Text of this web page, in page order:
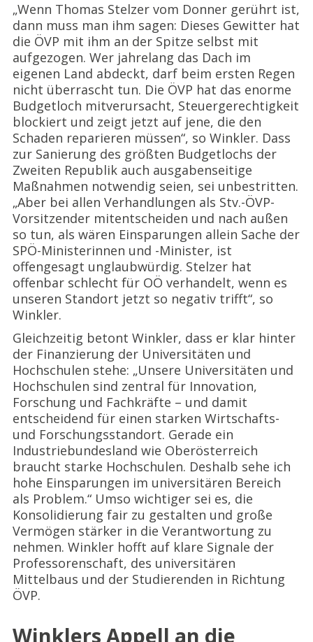
„Wenn Thomas Stelzer vom Donner gerührt ist,
dann muss man ihm sagen: Dieses Gewitter hat
die ÖVP mit ihm an der Spitze selbst mit
aufgezogen. Wer jahrelang das Dach im
eigenen Land abdeckt, darf beim ersten Regen
nicht überrascht tun. Die ÖVP hat das enorme
Budgetloch mitverursacht, Steuergerechtigkeit
blockiert und zeigt jetzt auf jene, die den
Schaden reparieren müssen“, so Winkler. Dass
zur Sanierung des größten Budgetlochs der
Zweiten Republik auch ausgabenseitige
Maßnahmen notwendig seien, sei unbestritten.
„Aber bei allen Verhandlungen als Stv.-ÖVP-
Vorsitzender mitentscheiden und nach außen
so tun, als wären Einsparungen allein Sache der
SPÖ-Ministerinnen und -Minister, ist
offengesagt unglaubwürdig. Stelzer hat
offenbar schlecht für OÖ verhandelt, wenn es
unseren Standort jetzt so negativ trifft“, so
Winkler.
Gleichzeitig betont Winkler, dass er klar hinter
der Finanzierung der Universitäten und
Hochschulen stehe: „Unsere Universitäten und
Hochschulen sind zentral für Innovation,
Forschung und Fachkräfte – und damit
entscheidend für einen starken Wirtschafts-
und Forschungsstandort. Gerade ein
Industriebundesland wie Oberösterreich
braucht starke Hochschulen. Deshalb sehe ich
hohe Einsparungen im universitären Bereich
als Problem.“ Umso wichtiger sei es, die
Konsolidierung fair zu gestalten und große
Vermögen stärker in die Verantwortung zu
nehmen. Winkler hofft auf klare Signale der
Professorenschaft, des universitären
Mittelbaus und der Studierenden in Richtung
ÖVP.
Winklers Appell an die